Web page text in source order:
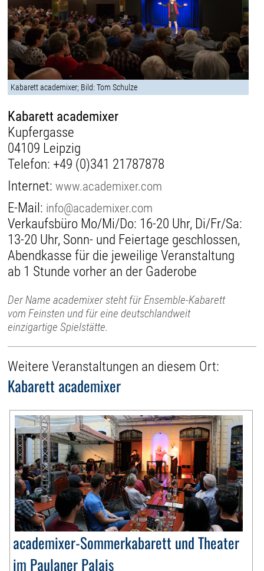
Kabarett academixer; Bild: Tom Schulze
Kabarett academixer
Kupfergasse
04109 Leipzig
Telefon: +49 (0)341 21787878
Internet:www.academixer.com
E-Mail: info@academixer.com
Verkaufsbüro Mo/Mi/Do: 16-20 Uhr, Di/Fr/Sa:
13-20 Uhr, Sonn- und Feiertage geschlossen,
Abendkasse für die jeweilige Veranstaltung
ab 1 Stunde vorher an der Gaderobe
Der Name academixer steht für Ensemble-Kabarett
vom Feinsten und für eine deutschlandweit
einzigartige Spielstätte.
Weitere Veranstaltungen an diesem Ort:
Kabarett academixer
academixer-Sommerkabarett und Theater
im Paulaner Palais